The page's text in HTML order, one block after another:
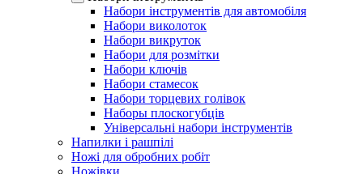
Набори інструментів для автомобіля
Набори виколоток
Набори викруток
Набори для розмітки
Набори ключів
Набори стамесок
Набори торцевих голівок
Наборы плоскогубців
Універсальні набори інструментів
Напилки і рашпілі
Ножі для обробних робіт
Ножівки